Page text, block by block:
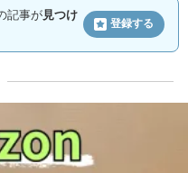
記事が見つけ
登録する